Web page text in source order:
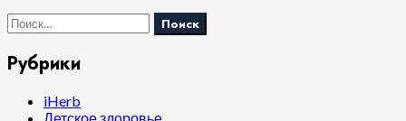
Найти:
Рубрики
iHerb
Детское здоровье